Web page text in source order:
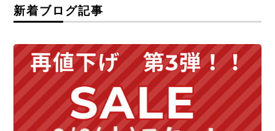
新着ブログ記事